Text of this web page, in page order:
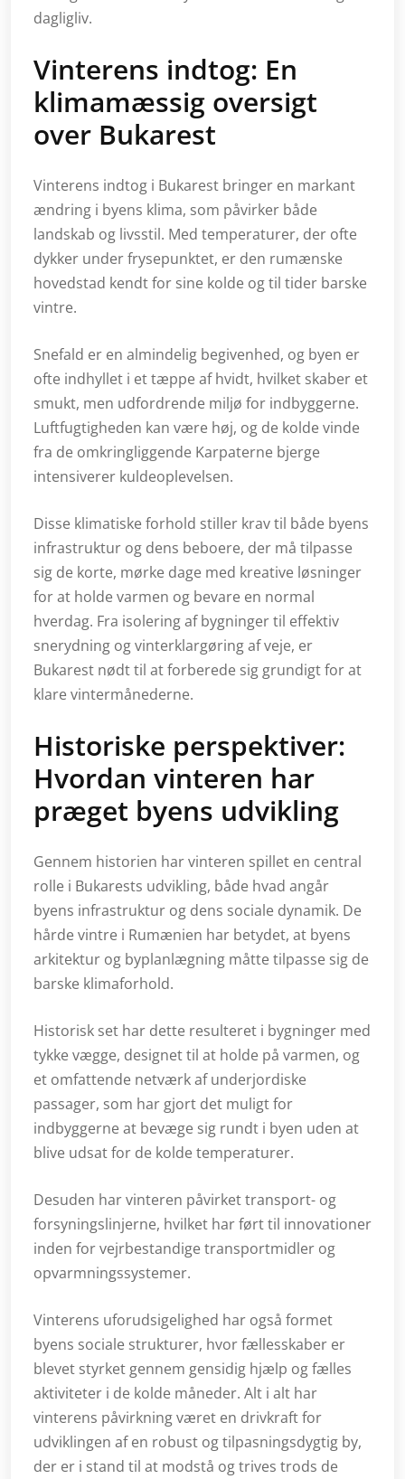
dagligliv.
Vinterens indtog: En
klimamæssig oversigt
over Bukarest
Vinterens indtog i Bukarest bringer en markant
ændring i byens klima, som påvirker både
landskab og livsstil. Med temperaturer, der ofte
dykker under frysepunktet, er den rumænske
hovedstad kendt for sine kolde og til tider barske
vintre.
Snefald er en almindelig begivenhed, og byen er
ofte indhyllet i et tæppe af hvidt, hvilket skaber et
smukt, men udfordrende miljø for indbyggerne.
Luftfugtigheden kan være høj, og de kolde vinde
fra de omkringliggende Karpaterne bjerge
intensiverer kuldeoplevelsen.
Disse klimatiske forhold stiller krav til både byens
infrastruktur og dens beboere, der må tilpasse
sig de korte, mørke dage med kreative løsninger
for at holde varmen og bevare en normal
hverdag. Fra isolering af bygninger til effektiv
snerydning og vinterklargøring af veje, er
Bukarest nødt til at forberede sig grundigt for at
klare vintermånederne.
Historiske perspektiver:
Hvordan vinteren har
præget byens udvikling
Gennem historien har vinteren spillet en central
rolle i Bukarests udvikling, både hvad angår
byens infrastruktur og dens sociale dynamik. De
hårde vintre i Rumænien har betydet, at byens
arkitektur og byplanlægning måtte tilpasse sig de
barske klimaforhold.
Historisk set har dette resulteret i bygninger med
tykke vægge, designet til at holde på varmen, og
et omfattende netværk af underjordiske
passager, som har gjort det muligt for
indbyggerne at bevæge sig rundt i byen uden at
blive udsat for de kolde temperaturer.
Desuden har vinteren påvirket transport- og
forsyningslinjerne, hvilket har ført til innovationer
inden for vejrbestandige transportmidler og
opvarmningssystemer.
Vinterens uforudsigelighed har også formet
byens sociale strukturer, hvor fællesskaber er
blevet styrket gennem gensidig hjælp og fælles
aktiviteter i de kolde måneder. Alt i alt har
vinterens påvirkning været en drivkraft for
udviklingen af en robust og tilpasningsdygtig by,
der er i stand til at modstå og trives trods de